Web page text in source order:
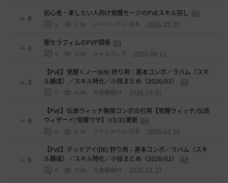
0
初心者・楽したい人向け覚醒セージのPvEスキル回し
0 2.3K バ一バリアン-日本 2026.05.25
1
闇セラフィムのPVP関係
0 3.4K シャルグレア 2026.04.11
3
【PvE】覚醒くノ一(KN) 狩り用：基本コンボ／ラバム（スキ
ル錬成）／スキル特化／小技まとめ（2026/03）
0 4.3K 片倉優樹VT 2026.03.31
9
【PvE】伝承ウィッチ無限コンボの引用【覚醒ウィッチ/伝承
ウィザード/覚醒ウサ】※3/31更新
0 6.1K アイシャハル-日本 2026.03.10
5
【PvE】デッドアイ(DE) 狩り用：基本コンボ／ラバム（スキ
ル錬成）／スキル特化／小技まとめ（2026/02）
0 3.6K 片倉優樹VT 2026.02.27